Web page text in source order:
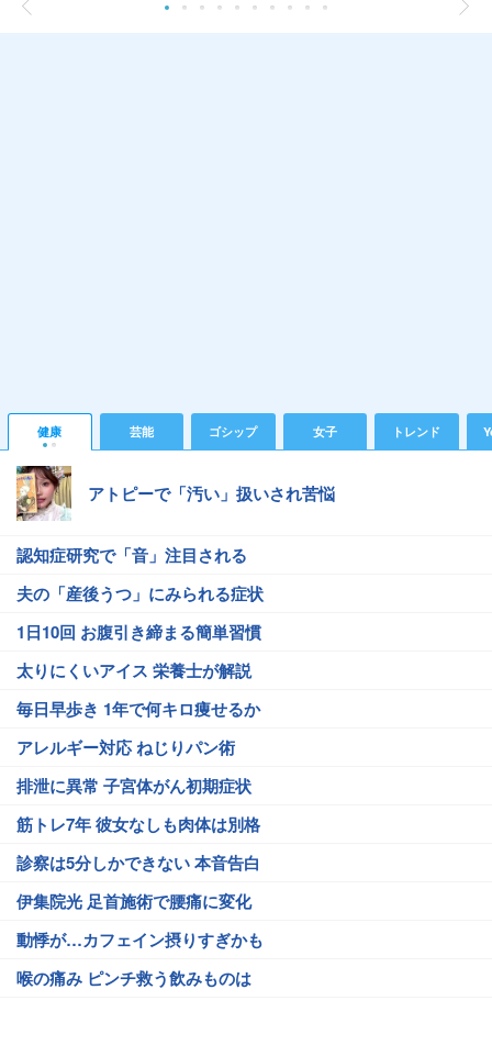
健康 芸能 ゴシップ 女子 トレンド
アトピーで「汚い」扱いされ苦悩
認知症研究で「音」注目される
夫の「産後うつ」にみられる症状
1日10回 お腹引き締まる簡単習慣
太りにくいアイス 栄養士が解説
毎日早歩き 1年で何キロ痩せるか
アレルギー対応 ねじりパン術
排泄に異常 子宮体がん初期症状
筋トレ7年 彼女なしも肉体は別格
診察は5分しかできない 本音告白
伊集院光 足首施術で腰痛に変化
動悸が…カフェイン摂りすぎかも
喉の痛み ピンチ救う飲みものは